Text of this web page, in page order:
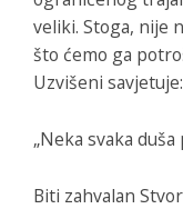
veliki. Stoga, nije
što ćemo ga
Uzvišeni savjetuje:
„Neka svaka
Biti zahvalan